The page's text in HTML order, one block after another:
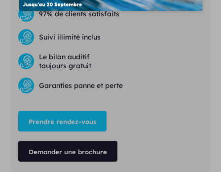
97% de clients satisfaits
Suivi illimité inclus
Le bilan auditif
toujours gratuit
Garanties panne et perte
Prendre rendez-vous
Demander une brochure